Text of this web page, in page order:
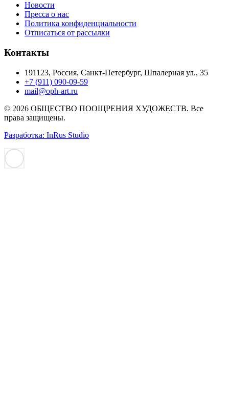
Новости
Пресса о нас
Политика конфиденциальности
Отписаться от рассылки
Контакты
191123, Россия, Санкт-Петербург, Шпалерная ул., 35
+7 (911) 090-09-59
mail@oph-art.ru
© 2026 ОБЩЕСТВО ПООЩРЕНИЯ ХУДОЖЕСТВ. Все
права защищены.
Разработка: InRus Studio